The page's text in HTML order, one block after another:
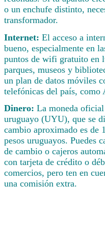
o un enchufe distinto,
transformador.
Internet: El acceso a
bueno, especialmente en
puntos de wifi gratuito en
parques, museos y
un plan de datos móviles
telefónicas del país,
Dinero: La moneda
uruguayo (UYU), que se
cambio aproximado es de
pesos uruguayos. Puedes
de cambio o cajeros
con tarjeta de crédito o
comercios, pero ten en
una comisión extra.